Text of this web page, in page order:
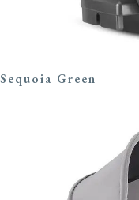
Sequoia Green